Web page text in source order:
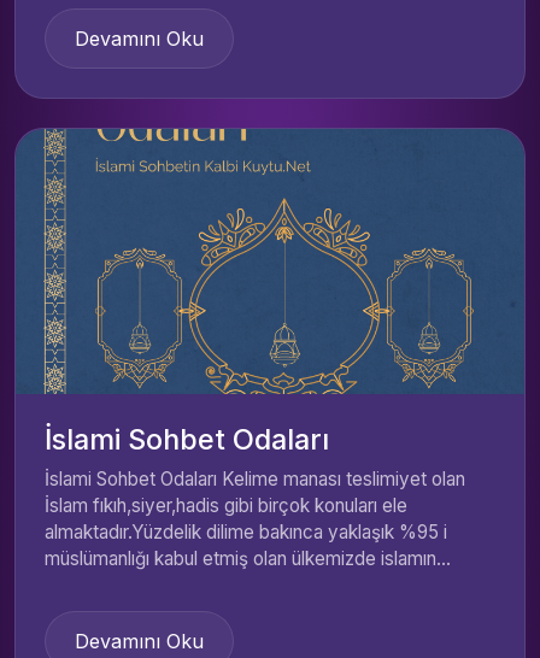
Devamını Oku
İslami Sohbet Odaları
İslami Sohbet Odaları Kelime manası teslimiyet olan
İslam fıkıh,siyer,hadis gibi birçok konuları ele
almaktadır.Yüzdelik dilime bakınca yaklaşık %95 i
müslümanlığı kabul etmiş olan ülkemizde islamın...
Devamını Oku